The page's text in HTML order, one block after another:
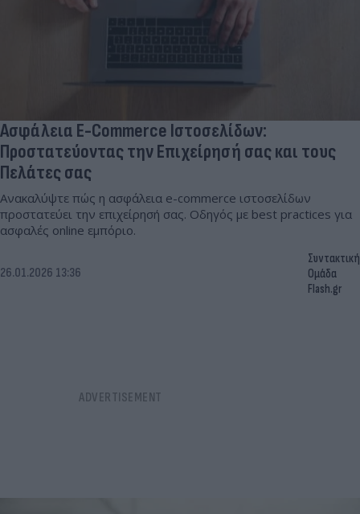
Ασφάλεια E-Commerce Ιστοσελίδων:
Προστατεύοντας την Επιχείρησή σας και τους
Πελάτες σας
Ανακαλύψτε πώς η ασφάλεια e-commerce ιστοσελίδων
προστατεύει την επιχείρησή σας. Οδηγός με best practices για
ασφαλές online εμπόριο.
26.01.2026 13:36
Συντακτική
Ομάδα
Flash.gr